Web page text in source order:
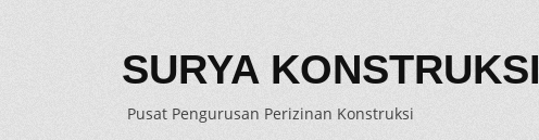
SURYA KONSTRUKSI
Pusat Pengurusan Perizinan Konstruksi